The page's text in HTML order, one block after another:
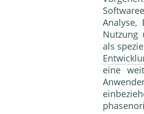
Analyse,
als
eine